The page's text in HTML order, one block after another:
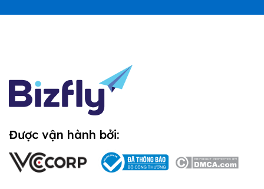
Được vận hành bởi: